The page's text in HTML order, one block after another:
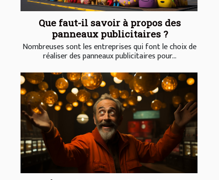
Que faut-il savoir à propos des
panneaux publicitaires ?
Nombreuses sont les entreprises qui font le choix de
réaliser des panneaux publicitaires pour...